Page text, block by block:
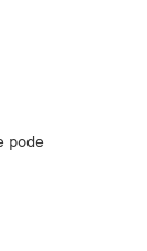
pode